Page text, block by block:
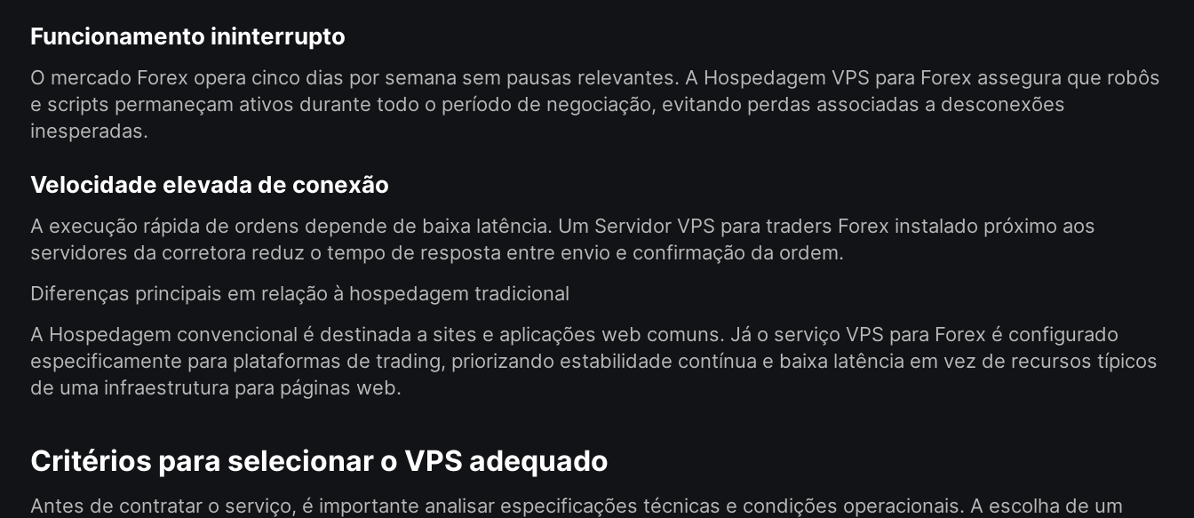
Funcionamento ininterrupto
O mercado Forex opera cinco dias por semana sem pausas relevantes. A Hospedagem VPS para Forex assegura que robôs
e scripts permaneçam ativos durante todo o período de negociação, evitando perdas associadas a desconexões
inesperadas.
Velocidade elevada de conexão
A execução rápida de ordens depende de baixa latência. Um Servidor VPS para traders Forex instalado próximo aos
servidores da corretora reduz o tempo de resposta entre envio e confirmação da ordem.
Diferenças principais em relação à hospedagem tradicional
A Hospedagem convencional é destinada a sites e aplicações web comuns. Já o serviço VPS para Forex é configurado
especificamente para plataformas de trading, priorizando estabilidade contínua e baixa latência em vez de recursos típicos
de uma infraestrutura para páginas web.
Critérios para selecionar o VPS adequado
Antes de contratar o serviço, é importante analisar especificações técnicas e condições operacionais. A escolha de um